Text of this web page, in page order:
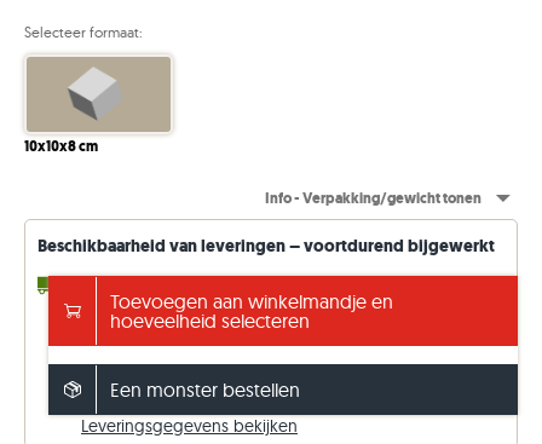
Selecteer formaat:
10x10x8 cm
Info - Verpakking/gewicht tonen
Beschikbaarheid van leveringen – voortdurend bijgewerkt
4 - 10 werkdagen
2 - 3 Weken tot 100,97 to (in de toevoer)
14 - 15 Weken
anders 149 €. Prijzen incl. 21% btw.
Leveringsgegevens bekijken
Toevoegen aan winkelmandje en
hoeveelheid selecteren
Een monster bestellen